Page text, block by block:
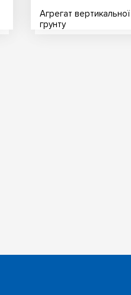
Агрегат
грунту